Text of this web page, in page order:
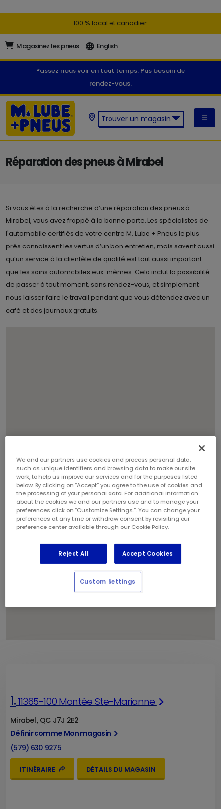
100 % local et canadien
Magasinez les pneus English
Passez nous voir en tout temps. Pas besoin de
rendez-vous.
Trouver un magasin
Pneus:
Réparation des pneus à Mirabel
Si vous êtes à la recherche d’une réparation des pneus à
Mirabel, vous avez frappé à la bonne porte. Les spécialistes de
l'automobile certifiés de votre centre M. Lube + Pneus le plus
près connaissent les vertus d’un bon entretien, mais savent aussi
qu’un service à la clientèle de qualité est tout aussi important
que les soins automobiles eux-mêmes. Cela inclut la possibilité
de passer à tout moment, sans rendez-vous, et simplement
nous laisser faire le travail pendant que vous détendez avec un
café et des journaux gratuits.
1
1.11365-100 Montée Ste-Marianne
Mirabel , QC J7J 2B2
Définir comme Mon magasin
(579) 630 9275
ITINÉRAIRE DÉTAILS DU MAGASIN
We and our partners use cookies and process personal data,
such as unique identifiers and browsing data to make our site
work, to help us improve our services and for the purposes listed
below. By clicking on “Accept” you agree to the use of cookies and
the processing of your personal data. For additional information
about the cookies we and our partners use and to manage your
preferences click on “Customize Settings.”. You can change your
preferences at any time or withdraw consent by revisiting our
preference center available through our Cookie Policy.
Reject All Accept Cookies
Custom Settings